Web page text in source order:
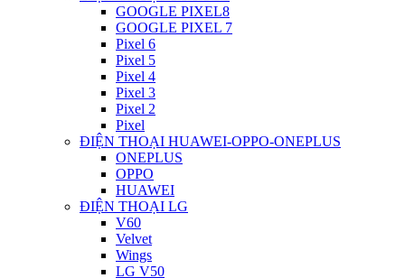
GOOGLE PIXEL8
GOOGLE PIXEL 7
Pixel 6
Pixel 5
Pixel 4
Pixel 3
Pixel 2
Pixel
ĐIỆN THOẠI HUAWEI-OPPO-ONEPLUS
ONEPLUS
OPPO
HUAWEI
ĐIỆN THOẠI LG
V60
Velvet
Wings
LG V50